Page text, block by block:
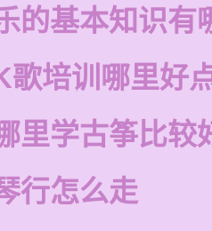
的基本知识有
歌培训哪里好
里学古筝比较
行怎么走